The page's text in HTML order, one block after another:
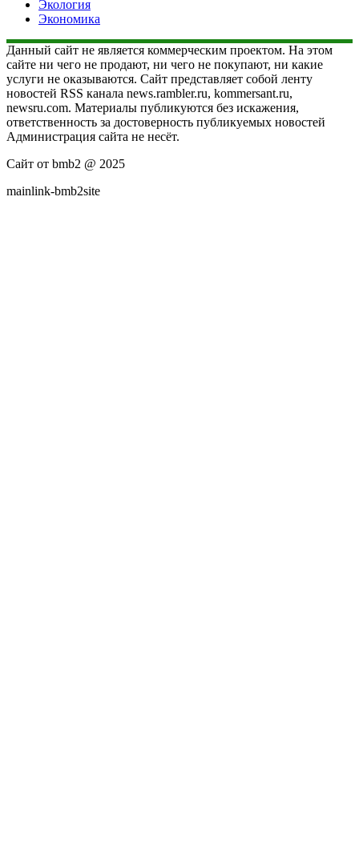
Экология
Экономика
Данный сайт не является коммерческим проектом. На этом
сайте ни чего не продают, ни чего не покупают, ни какие
услуги не оказываются. Сайт представляет собой ленту
новостей RSS канала news.rambler.ru, kommersant.ru,
newsru.com. Материалы публикуются без искажения,
ответственность за достоверность публикуемых новостей
Администрация сайта не несёт.
Сайт от bmb2 @ 2025
mainlink-bmb2site